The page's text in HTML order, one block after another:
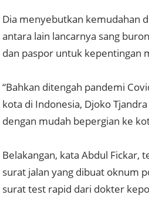
Dia menyebutkan kemudahan
antara lain lancarnya sang
dan paspor untuk kepentingan
“Bahkan ditengah pandemi
kota di Indonesia, Djoko
dengan mudah bepergian ke
Belakangan, kata Abdul Fickar,
surat jalan yang dibuat oknum
surat test rapid dari dokter